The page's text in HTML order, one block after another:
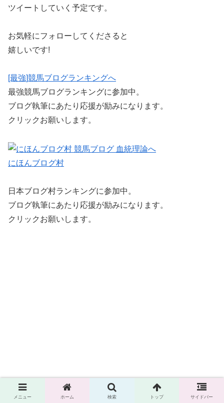
ツイートしていく予定です。
お気軽にフォローしてくださると
嬉しいです!
[最強]競馬ブログランキングへ
最強競馬ブログランキングに参加中。
ブログ執筆にあたり応援が励みになります。
クリックお願いします。
にほんブログ村
日本ブログ村ランキングに参加中。
ブログ執筆にあたり応援が励みになります。
クリックお願いします。
メニュー ホーム 検索 トップ サイドバー